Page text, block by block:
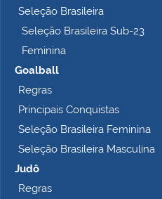
t
Seleção Brasileira
Seleção Brasileira Sub-23
Feminina
Goalball
Regras
Principais Conquistas
Seleção Brasileira Feminina
Seleção Brasileira Masculina
Judô
Regras